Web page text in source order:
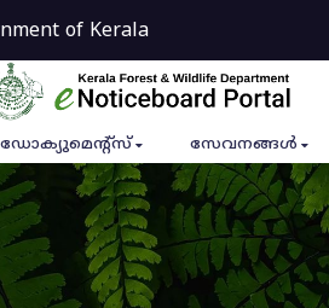
of Kerala
ഡോക്യുമെൻ്റ്സ് സേവനങ്ങൾ